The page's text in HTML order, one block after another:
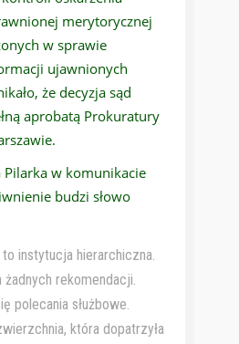
merytorycznej
w sprawie
ujawnionych
że decyzja sąd
aprobatą Prokuratury
Pilarka w komunikacie
budzi słowo
to instytucja hierarchiczna.
żadnych rekomendacji.
polecania służbowe.
która dopatrzyła